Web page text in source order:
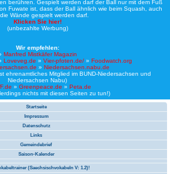
berühren. Gespielt werden darf der Ball nur mit dem Fuß
Fuwate ist, dass der Ball ähnlich wie beim Squash, auch
Wände gespielt werden darf.
Klicken Sie hier!
(unbezahlte Werbung)
Wir empfehlen:
Manfred Mistkäfer Magazin
Loveveg.de » Vier-pfoten.de/» Foodwatch.org
» Niedersachsen.nabu.de
ehrenamtliches Mitglied im BUND-Niedersachsen und
Niedersachsen Nabu)
» Greenpeace.de » Peta.de
nichts mit diesen Seiten zu tun!)
Startseite
Impressum
Datenschutz
Links
Gemeindebrief
Saison-Kalender
(Saechsischvokabeln V: 1.2)!